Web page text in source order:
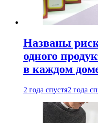
Названы
одного
в каждом
2 года спустя2 года